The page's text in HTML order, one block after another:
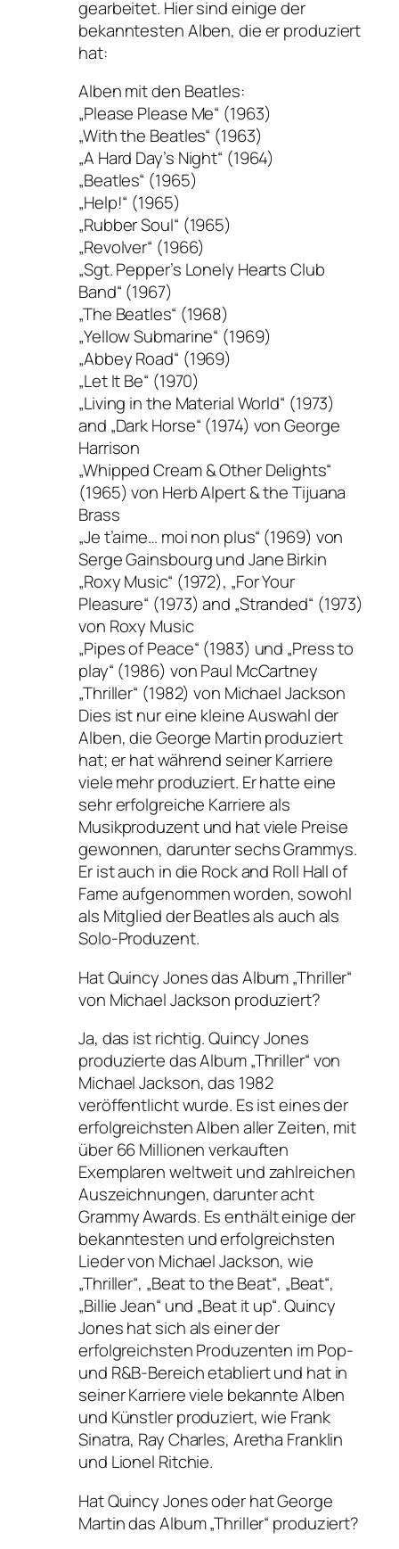
gearbeitet. Hier sind einige der
bekanntesten Alben, die er produziert
hat:
Alben mit den Beatles:
„Please Please Me“ (1963)
„With the Beatles“ (1963)
„A Hard Day’s Night“ (1964)
„Beatles“ (1965)
„Help!“ (1965)
„Rubber Soul“ (1965)
„Revolver“ (1966)
„Sgt. Pepper’s Lonely Hearts Club
Band“ (1967)
„The Beatles“ (1968)
„Yellow Submarine“ (1969)
„Abbey Road“ (1969)
„Let It Be“ (1970)
„Living in the Material World“ (1973)
and „Dark Horse“ (1974) von George
Harrison
„Whipped Cream & Other Delights“
(1965) von Herb Alpert & the Tijuana
Brass
„Je t’aime… moi non plus“ (1969) von
Serge Gainsbourg und Jane Birkin
„Roxy Music“ (1972), „For Your
Pleasure“ (1973) and „Stranded“ (1973)
von Roxy Music
„Pipes of Peace“ (1983) und „Press to
play“ (1986) von Paul McCartney
„Thriller“ (1982) von Michael Jackson
Dies ist nur eine kleine Auswahl der
Alben, die George Martin produziert
hat; er hat während seiner Karriere
viele mehr produziert. Er hatte eine
sehr erfolgreiche Karriere als
Musikproduzent und hat viele Preise
gewonnen, darunter sechs Grammys.
Er ist auch in die Rock and Roll Hall of
Fame aufgenommen worden, sowohl
als Mitglied der Beatles als auch als
Solo-Produzent.
Hat Quincy Jones das Album „Thriller“
von Michael Jackson produziert?
Ja, das ist richtig. Quincy Jones
produzierte das Album „Thriller“ von
Michael Jackson, das 1982
veröffentlicht wurde. Es ist eines der
erfolgreichsten Alben aller Zeiten, mit
über 66 Millionen verkauften
Exemplaren weltweit und zahlreichen
Auszeichnungen, darunter acht
Grammy Awards. Es enthält einige der
bekanntesten und erfolgreichsten
Lieder von Michael Jackson, wie
„Thriller“, „Beat to the Beat“, „Beat“,
„Billie Jean“ und „Beat it up“. Quincy
Jones hat sich als einer der
erfolgreichsten Produzenten im Pop-
und R&B-Bereich etabliert und hat in
seiner Karriere viele bekannte Alben
und Künstler produziert, wie Frank
Sinatra, Ray Charles, Aretha Franklin
und Lionel Ritchie.
Hat Quincy Jones oder hat George
Martin das Album „Thriller“ produziert?